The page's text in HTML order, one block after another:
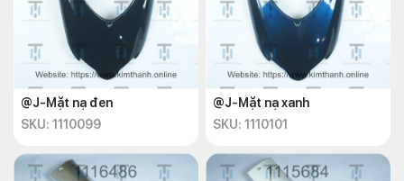
@J-Mặt nạ đen
SKU: 1110099
@J-Mặt nạ xanh
SKU: 1110101